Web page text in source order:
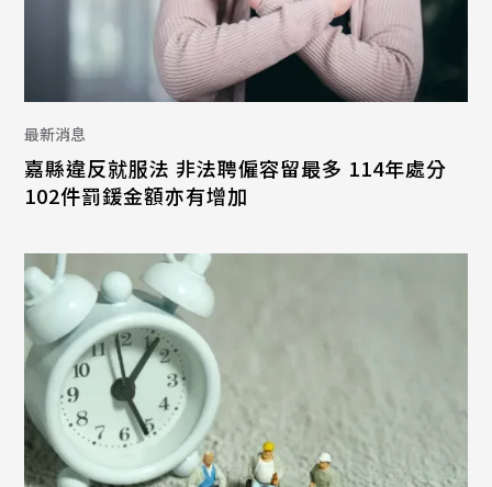
最新消息
嘉縣違反就服法 非法聘僱容留最多 114年處分
102件罰鍰金額亦有增加